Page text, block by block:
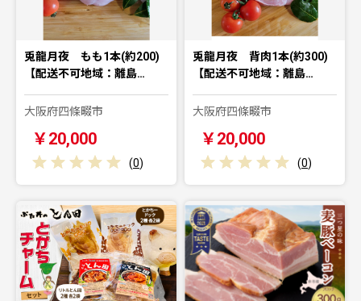
兎龍月夜 もも1本(約200)
【配送不可地域：離島…
大阪府四條畷市
￥20,000
(0)
兎龍月夜 背肉1本(約300)
【配送不可地域：離島…
大阪府四條畷市
￥20,000
(0)